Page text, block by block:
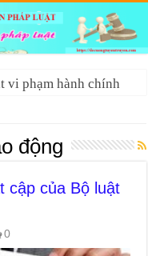
vi phạm hành chính
động
cập của Bộ luật
0